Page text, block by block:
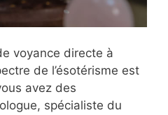
voyance directe à
de l’ésotérisme est
avez des
spécialiste du